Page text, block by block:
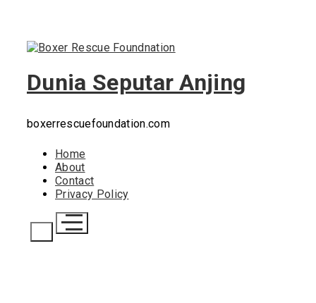
content
Dunia Seputar Anjing
boxerrescuefoundation.com
Home
About
Contact
Privacy Policy